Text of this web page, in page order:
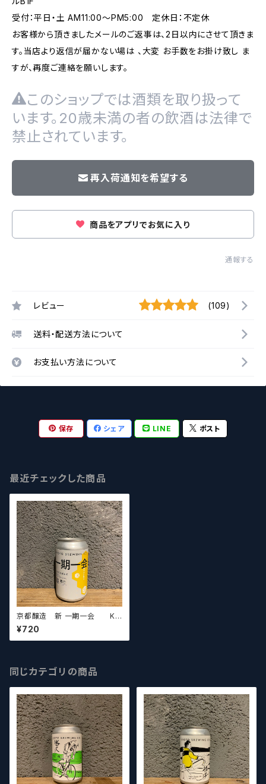
受付：平日・土 AM11:00～PM5:00 定休日：不定休
お客様から頂きましたメールのご返事は、2日以内にさせて頂きま
す。当店より返信が届かない場は 、大変 お手数をお掛け致し ま
すが、再度ご連絡を願いします。
このショップでは酒類を取り扱って
います。20歳未満の者の飲酒は法律で
禁止されています。
再入荷通知を希望する
商品をアプリでお気に入り
通報する
レビュー (109)
送料・配送方法について
お支払い方法について
保存 シェア LINE ポスト
最近チェックした商品
京都醸造 新 一期一会 KY
OTO BREWING CO. (NEW I
CHIGO ICHIE) 【クラフトビー
ルシザーズ】
¥720
同じカテゴリの商品